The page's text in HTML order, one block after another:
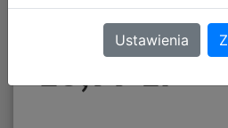
16,99 zł
Ustawienia